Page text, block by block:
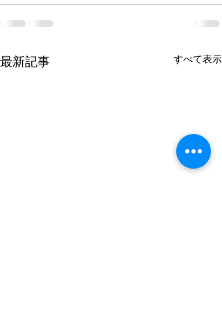
最新記事 すべて表示